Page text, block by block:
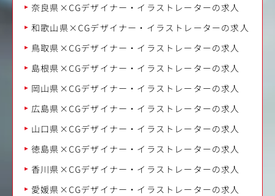
奈良県×CGデザイナー・イラストレーターの求人
和歌山県×CGデザイナー・イラストレーターの求人
鳥取県×CGデザイナー・イラストレーターの求人
島根県×CGデザイナー・イラストレーターの求人
岡山県×CGデザイナー・イラストレーターの求人
広島県×CGデザイナー・イラストレーターの求人
山口県×CGデザイナー・イラストレーターの求人
徳島県×CGデザイナー・イラストレーターの求人
香川県×CGデザイナー・イラストレーターの求人
愛媛県×CGデザイナー・イラストレーターの求人